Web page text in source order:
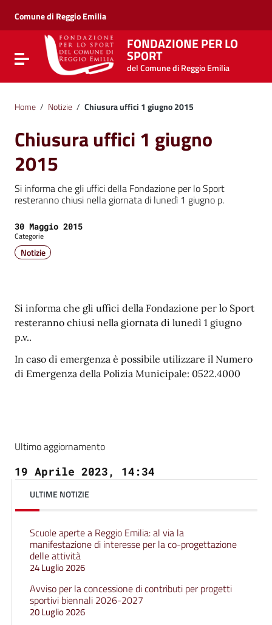
Vai al menu di navigazione
Vai al footer
Comune di Reggio Emilia
Attiva / disattiva la navigazione
FONDAZIONE PER LO
SPORT
del Comune di Reggio Emilia
Home / Notizie / Chiusura uffici 1 giugno 2015
Chiusura uffici 1 giugno
2015
Si informa che gli uffici della Fondazione per lo Sport
resteranno chiusi nella giornata di lunedì 1 giugno p.
Data:
30 Maggio 2015
Categorie
Notizie
Si informa che gli uffici della Fondazione per lo Sport
resteranno chiusi nella giornata di lunedì 1 giugno
p.v..
In caso di emergenza è possibile utilizzare il Numero
di Emergenza della Polizia Municipale: 0522.4000
Ultimo aggiornamento
19 Aprile 2023, 14:34
ULTIME NOTIZIE
Scuole aperte a Reggio Emilia: al via la
manifestazione di interesse per la co-progettazione
delle attività
24 Luglio 2026
Avviso per la concessione di contributi per progetti
sportivi biennali 2026-2027
20 Luglio 2026